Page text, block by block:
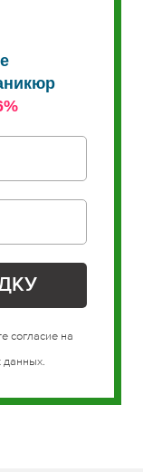
согласие на
данных.